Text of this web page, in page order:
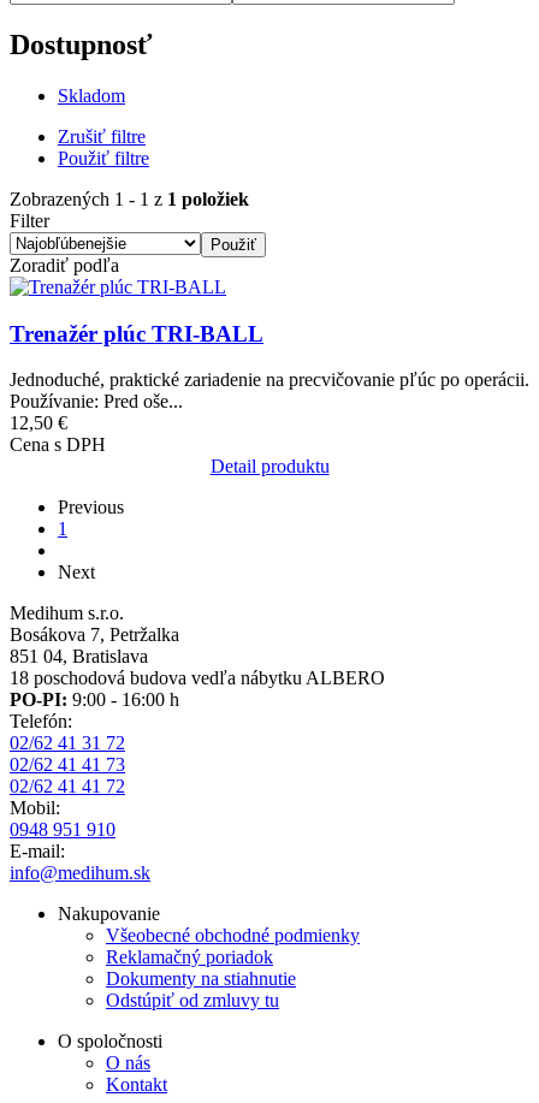
Dostupnosť
Skladom
Zrušiť filtre
Použiť filtre
Zobrazených 1 - 1 z 1 položiek
Filter
Zoradiť podľa
Obrázok
Trenažér plúc TRI-BALL
Jednoduché, praktické zariadenie na precvičovanie pľúc po operácii.
Používanie: Pred oše...
12,50 €
Cena s DPH
Detail produktu
Pagination
Previous
page
Previous
Aktuálna
1
Ďalšia
Next
Medihum s.r.o.
Bosákova 7, Petržalka
851 04, Bratislava
18 poschodová budova vedľa nábytku ALBERO
PO-PI: 9:00 - 16:00 h
Telefón:
02/62 41 31 72
02/62 41 41 73
02/62 41 41 72
Mobil:
0948 951 910
E-mail:
info@medihum.sk
Nakupovanie
Všeobecné obchodné podmienky
Reklamačný poriadok
Dokumenty na stiahnutie
Odstúpiť od zmluvy tu
O spoločnosti
O nás
Kontakt